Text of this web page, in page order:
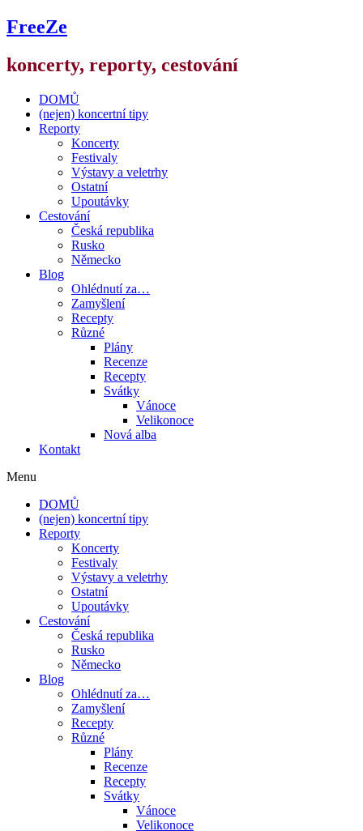
FreeZe
koncerty, reporty, cestování
DOMŮ
(nejen) koncertní tipy
Reporty
Koncerty
Festivaly
Výstavy a veletrhy
Ostatní
Upoutávky
Cestování
Česká republika
Rusko
Německo
Blog
Ohlédnutí za…
Zamyšlení
Recepty
Různé
Plány
Recenze
Recepty
Svátky
Vánoce
Velikonoce
Nová alba
Kontakt
Menu
DOMŮ
(nejen) koncertní tipy
Reporty
Koncerty
Festivaly
Výstavy a veletrhy
Ostatní
Upoutávky
Cestování
Česká republika
Rusko
Německo
Blog
Ohlédnutí za…
Zamyšlení
Recepty
Různé
Plány
Recenze
Recepty
Svátky
Vánoce
Velikonoce